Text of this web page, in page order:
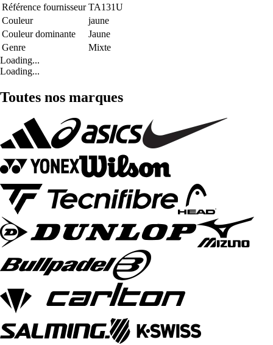
Référence fournisseur TA131U
Couleur
jaune
Couleur dominante
Jaune
Genre
Mixte
Loading...
Loading...
Toutes nos marques